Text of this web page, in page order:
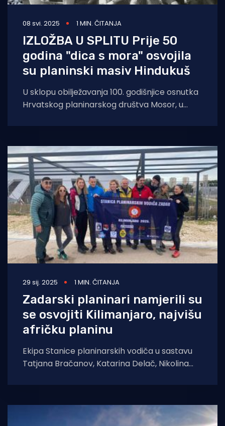
08 svi. 2025 1 MIN. ČITANJA
IZLOŽBA U SPLITU Prije 50
godina "dica s mora" osvojila
su planinski masiv Hindukuš
U sklopu obilježavanja 100. godišnjice osnutka
Hrvatskog planinarskog društva Mosor, u
29 sij. 2025 1 MIN. ČITANJA
Zadarski planinari namjerili su
se osvojiti Kilimanjaro, najvišu
afričku planinu
Ekipa Stanice planinarskih vodiča u sastavu
Tatjana Bračanov, Katarina Delač, Nikolina
Radočaj, Siniša Primožić,